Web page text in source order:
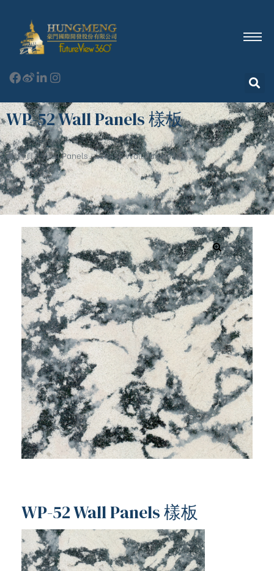
WP-52 Wall Panels 樣板
首頁 Wall Panels WP-52 Wall Panels 樣板
WP-52 Wall Panels 樣板
含日本